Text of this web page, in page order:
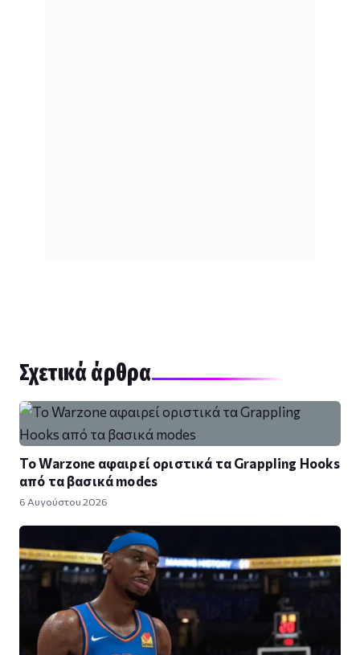
Σχετικά άρθρα
Το Warzone αφαιρεί οριστικά τα Grappling Hooks
από τα βασικά modes
6 Αυγούστου 2026